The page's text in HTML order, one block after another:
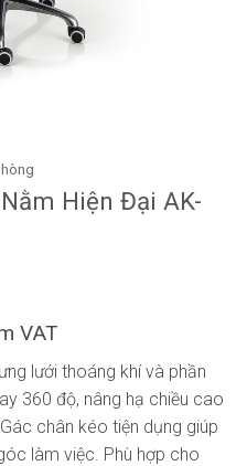
Hiện Đại AK-
VAT
lưới thoáng khí và phần
360 độ, nâng hạ chiều cao
chân kéo tiện dụng giúp
làm việc. Phù hợp cho